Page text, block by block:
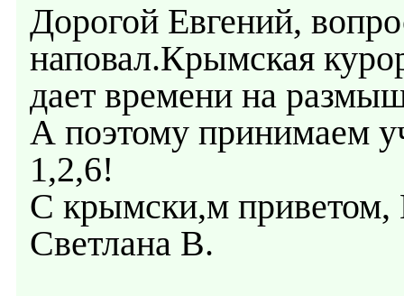
Дорогой Евгений,
наповал.Крымская
дает времени на
А поэтому принимаем
1,2,6!
С крымски,м
Светлана В.